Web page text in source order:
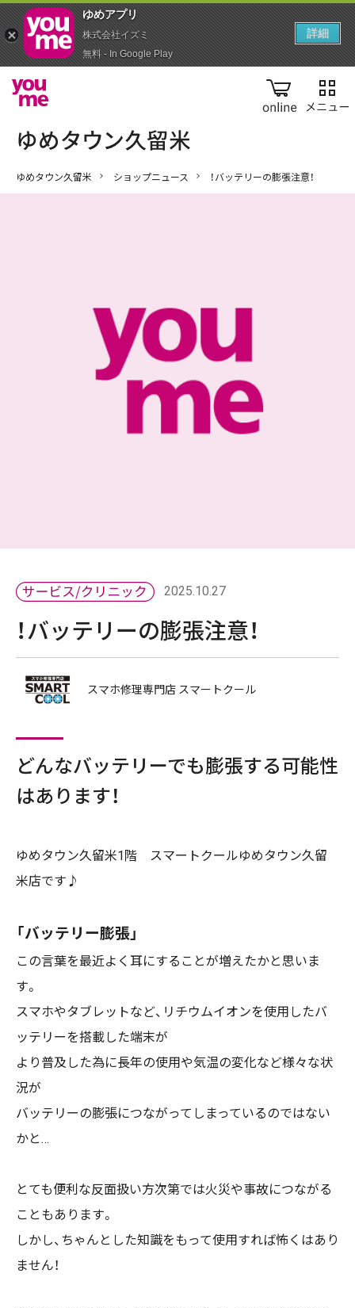
online
ゆめタウン久留米 ショップニュース ！バッテリーの膨張注意！
2025.10.27
！バッテリーの膨張注意！
スマホ修理専門店 スマートクール
どんなバッテリーでも膨張する可能性
はあります！
ゆめタウン久留米1階 スマートクールゆめタウン久留
米店です♪
「バッテリー膨張」
この言葉を最近よく耳にすることが増えたかと思いま
す。
スマホやタブレットなど、リチウムイオンを使用したバ
ッテリーを搭載した端末が
より普及した為に長年の使用や気温の変化など様々な状
況が
バッテリーの膨張につながってしまっているのではない
かと…
とても便利な反面扱い方次第では火災や事故につながる
こともあります。
しかし、ちゃんとした知識をもって使用すれば怖くはあり
ません！
ゆめアプ‪リ‬
株式会社イズミ
無料 - In Google Play
詳細